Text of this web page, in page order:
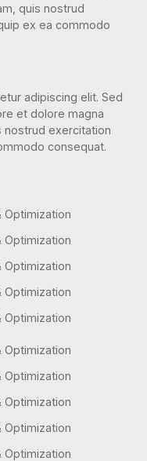
quis nostrud
ex ea commodo
adipiscing elit. Sed
et dolore magna
nostrud exercitation
consequat.
Optimization
Optimization
Optimization
Optimization
Optimization
Optimization
Optimization
Optimization
Optimization
Optimization